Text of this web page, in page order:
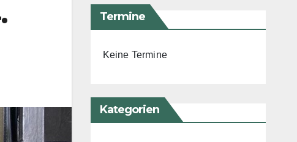
Termine
Keine Termine
Kategorien